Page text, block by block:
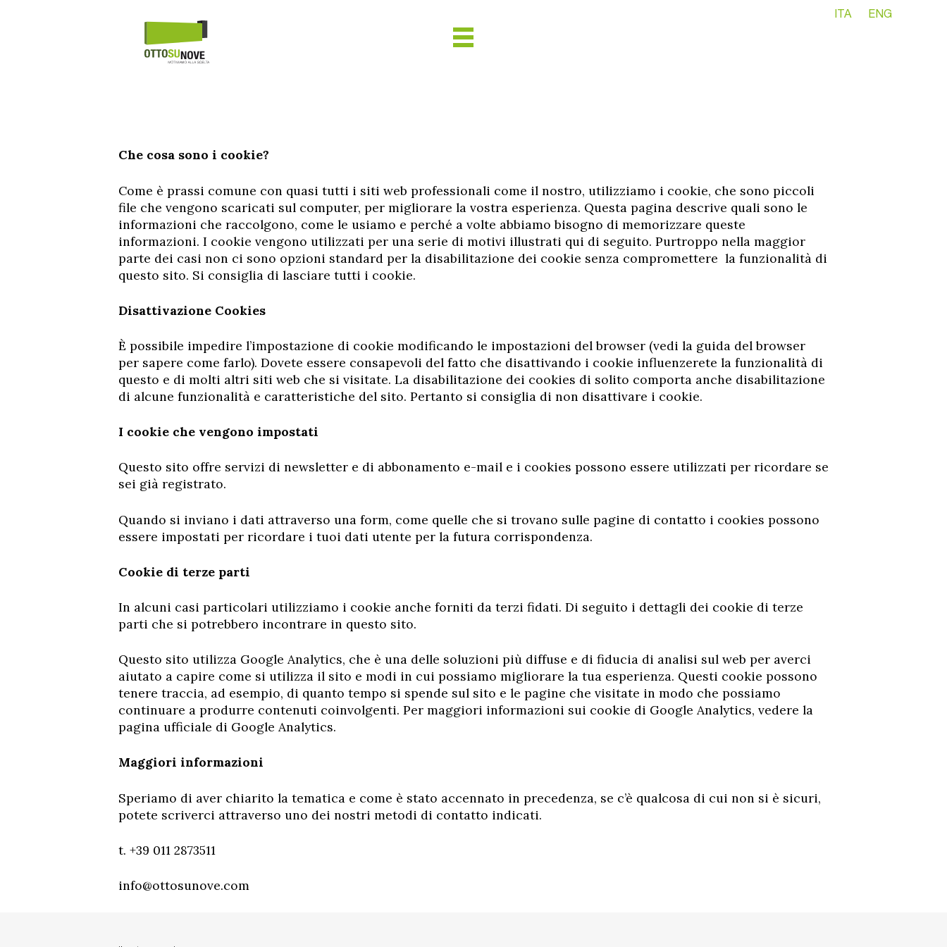
ITA ENG
Che cosa sono i cookie?
Come è prassi comune con quasi tutti i siti web professionali come il nostro, utilizziamo i cookie, che sono piccoli
file che vengono scaricati sul computer, per migliorare la vostra esperienza. Questa pagina descrive quali sono le
informazioni che raccolgono, come le usiamo e perché a volte abbiamo bisogno di memorizzare queste
informazioni. I cookie vengono utilizzati per una serie di motivi illustrati qui di seguito. Purtroppo nella maggior
parte dei casi non ci sono opzioni standard per la disabilitazione dei cookie senza compromettere la funzionalità di
questo sito. Si consiglia di lasciare tutti i cookie.
Disattivazione Cookies
È possibile impedire l’impostazione di cookie modificando le impostazioni del browser (vedi la guida del browser
per sapere come farlo). Dovete essere consapevoli del fatto che disattivando i cookie influenzerete la funzionalità di
questo e di molti altri siti web che si visitate. La disabilitazione dei cookies di solito comporta anche disabilitazione
di alcune funzionalità e caratteristiche del sito. Pertanto si consiglia di non disattivare i cookie.
I cookie che vengono impostati
Questo sito offre servizi di newsletter e di abbonamento e-mail e i cookies possono essere utilizzati per ricordare se
sei già registrato.
Quando si inviano i dati attraverso una form, come quelle che si trovano sulle pagine di contatto i cookies possono
essere impostati per ricordare i tuoi dati utente per la futura corrispondenza.
Cookie di terze parti
In alcuni casi particolari utilizziamo i cookie anche forniti da terzi fidati. Di seguito i dettagli dei cookie di terze
parti che si potrebbero incontrare in questo sito.
Questo sito utilizza Google Analytics, che è una delle soluzioni più diffuse e di fiducia di analisi sul web per averci
aiutato a capire come si utilizza il sito e modi in cui possiamo migliorare la tua esperienza. Questi cookie possono
tenere traccia, ad esempio, di quanto tempo si spende sul sito e le pagine che visitate in modo che possiamo
continuare a produrre contenuti coinvolgenti. Per maggiori informazioni sui cookie di Google Analytics, vedere la
pagina ufficiale di Google Analytics.
Maggiori informazioni
Speriamo di aver chiarito la tematica e come è stato accennato in precedenza, se c’è qualcosa di cui non si è sicuri,
potete scriverci attraverso uno dei nostri metodi di contatto indicati.
t. +39 011 2873511
info@ottosunove.com